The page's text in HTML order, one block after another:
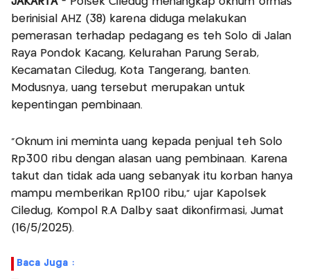
berinisial AHZ (38) karena diduga melakukan
pemerasan terhadap pedagang es teh Solo di Jalan
Raya Pondok Kacang, Kelurahan Parung Serab,
Kecamatan Ciledug, Kota Tangerang, banten.
Modusnya, uang tersebut merupakan untuk
kepentingan pembinaan.
"Oknum ini meminta uang kepada penjual teh Solo
Rp300 ribu dengan alasan uang pembinaan. Karena
takut dan tidak ada uang sebanyak itu korban hanya
mampu memberikan Rp100 ribu," ujar Kapolsek
Ciledug, Kompol R.A Dalby saat dikonfirmasi, Jumat
(16/5/2025).
Baca Juga :